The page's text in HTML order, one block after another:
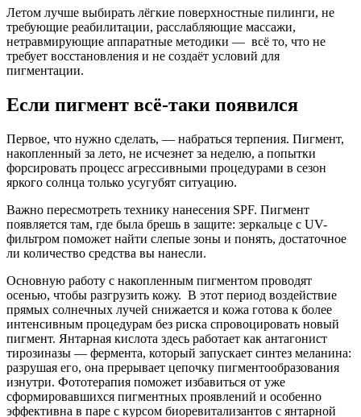
Летом лучше выбирать лёгкие поверхностные пилинги, не
требующие реабилитации, расслабляющие массажи,
нетравмирующие аппаратные методики — всё то, что не
требует восстановления и не создаёт условий для
пигментации.
Если пигмент всё-таки появился
Первое, что нужно сделать, — набраться терпения. Пигмент,
накопленный за лето, не исчезнет за неделю, а попытки
форсировать процесс агрессивными процедурами в сезон
яркого солнца только усугубят ситуацию.
Важно пересмотреть технику нанесения SPF. Пигмент
появляется там, где была брешь в защите: зеркальце с UV-
фильтром поможет найти слепые зоны и понять, достаточное
ли количество средства вы нанесли.
Основную работу с накопленным пигментом проводят
осенью, чтобы разгрузить кожу. В этот период воздействие
прямых солнечных лучей снижается и кожа готова к более
интенсивным процедурам без риска спровоцировать новый
пигмент. Янтарная кислота здесь работает как антагонист
тирозиназы — фермента, который запускает синтез меланина:
разрушая его, она прерывает цепочку пигментообразования
изнутри. Фототерапия поможет избавиться от уже
сформировавшихся пигментных проявлений и особенно
эффективна в паре с курсом биоревитализантов с янтарной